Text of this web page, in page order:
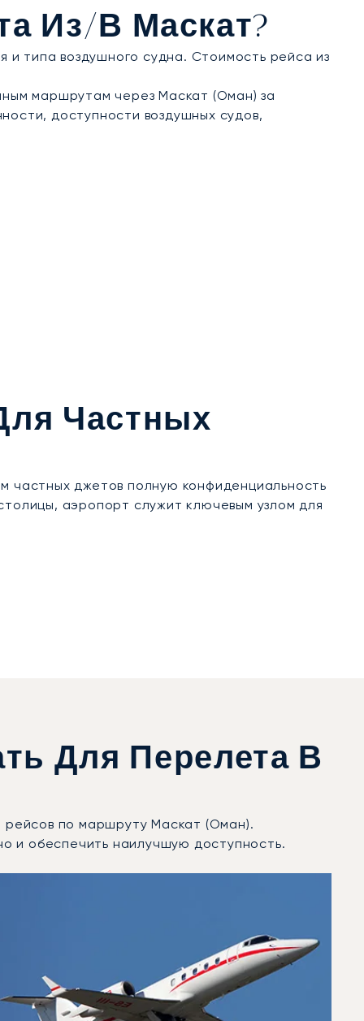
Из/в Маскат?
и типа воздушного судна. Стоимость рейса из
маршрутам через Маскат (Оман) за
доступности воздушных судов,
Частных
частных джетов полную конфиденциальность
аэропорт служит ключевым узлом для
Для Перелета В
рейсов по маршруту Маскат (Оман).
и обеспечить наилучшую доступность.